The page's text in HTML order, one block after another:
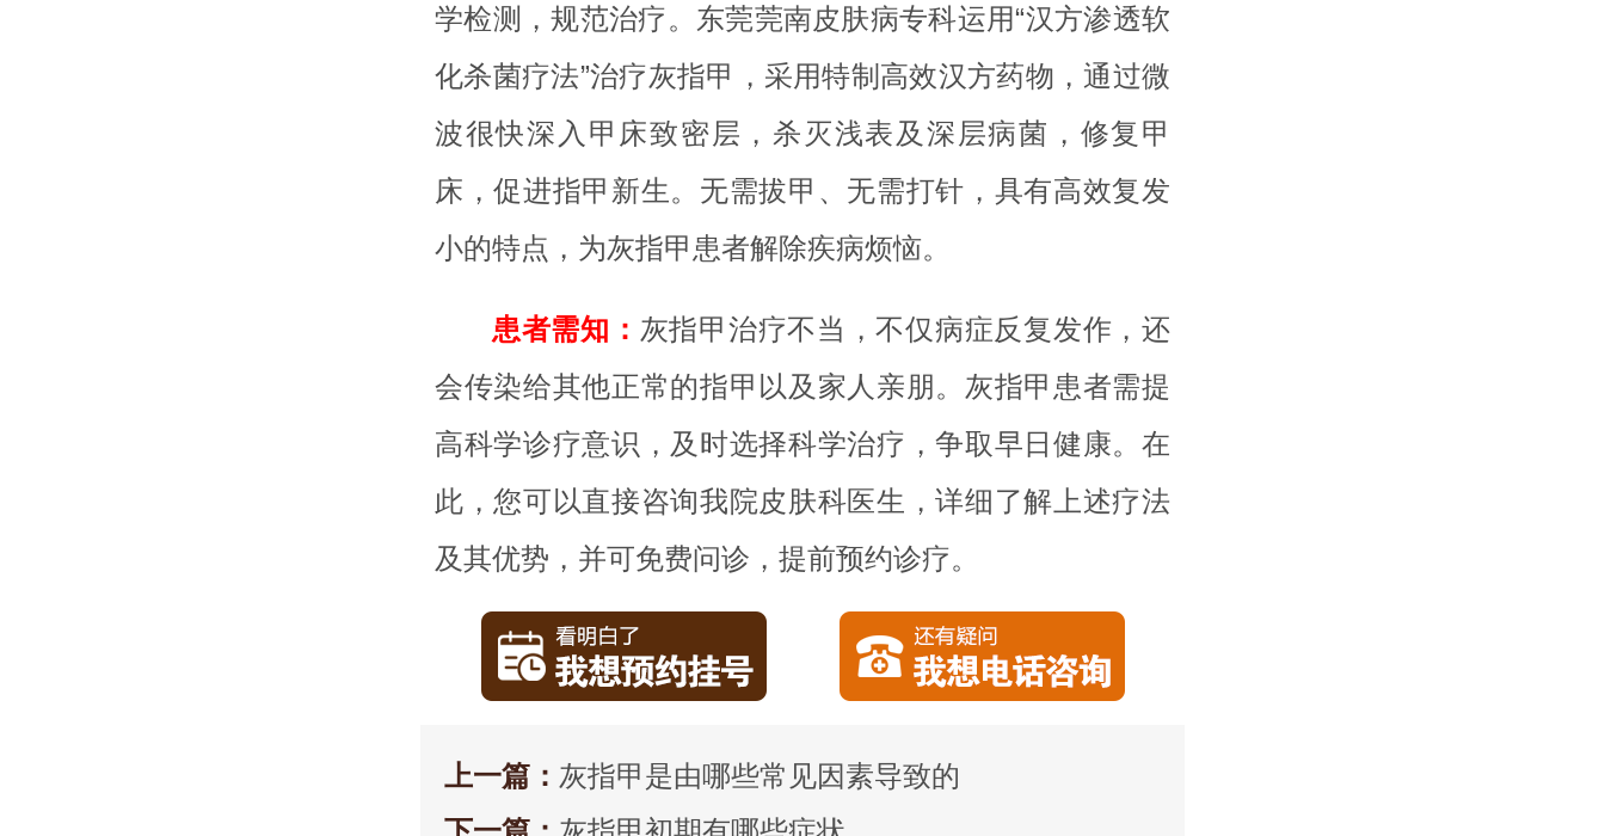
学检测，规范治疗。东莞莞南皮肤病专科运用“汉方渗透软
化杀菌疗法”治疗灰指甲，采用特制高效汉方药物，通过微
波很快深入甲床致密层，杀灭浅表及深层病菌，修复甲
床，促进指甲新生。无需拔甲、无需打针，具有高效复发
小的特点，为灰指甲患者解除疾病烦恼。
患者需知： 灰指甲治疗不当，不仅病症反复发作，还
会传染给其他正常的指甲以及家人亲朋。灰指甲患者需提
高科学诊疗意识，及时选择科学治疗，争取早日健康。在
此，您可以直接咨询我院皮肤科医生，详细了解上述疗法
及其优势，并可免费问诊，提前预约诊疗。
上一篇： 灰指甲是由哪些常见因素导致的